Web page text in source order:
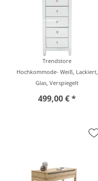
Trendstore
Hochkommode- Weiß, Lackiert,
Glas, Verspiegelt
499,00 € *